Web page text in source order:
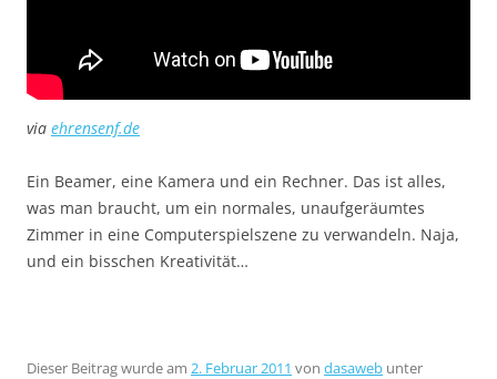
via ehrensenf.de
Ein Beamer, eine Kamera und ein Rechner. Das ist alles,
was man braucht, um ein normales, unaufgeräumtes
Zimmer in eine Computerspielszene zu verwandeln. Naja,
und ein bisschen Kreativität…
Dieser Beitrag wurde am 2. Februar 2011 von dasaweb unter